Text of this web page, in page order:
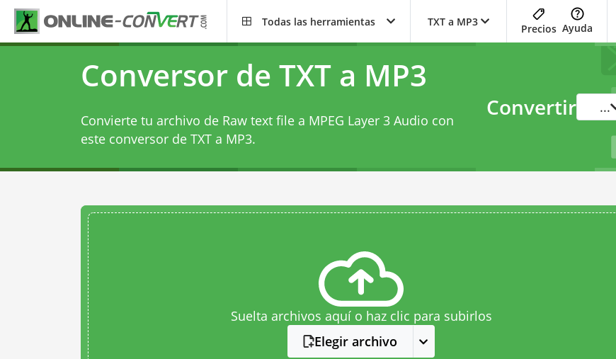
Todas las herramientas TXT a MP3
Precios Ayuda
Conversor de TXT a MP3
Convierte tu archivo de Raw text file a MPEG Layer 3 Audio con
este conversor de TXT a MP3.
Convertir ...
Suelta archivos aquí o haz clic para subirlos
Elegir archivo